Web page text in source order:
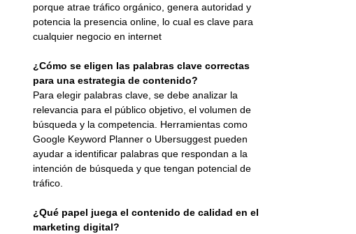
porque atrae tráfico orgánico, genera autoridad y
potencia la presencia online, lo cual es clave para
cualquier negocio en internet
¿Cómo se eligen las palabras clave correctas
para una estrategia de contenido?
Para elegir palabras clave, se debe analizar la
relevancia para el público objetivo, el volumen de
búsqueda y la competencia. Herramientas como
Google Keyword Planner o Ubersuggest pueden
ayudar a identificar palabras que respondan a la
intención de búsqueda y que tengan potencial de
tráfico.
¿Qué papel juega el contenido de calidad en el
marketing digital?